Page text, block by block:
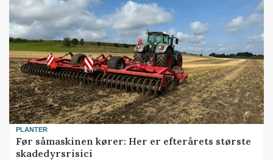
PLANTER
Før såmaskinen kører: Her er efterårets største
skadedyrsrisici